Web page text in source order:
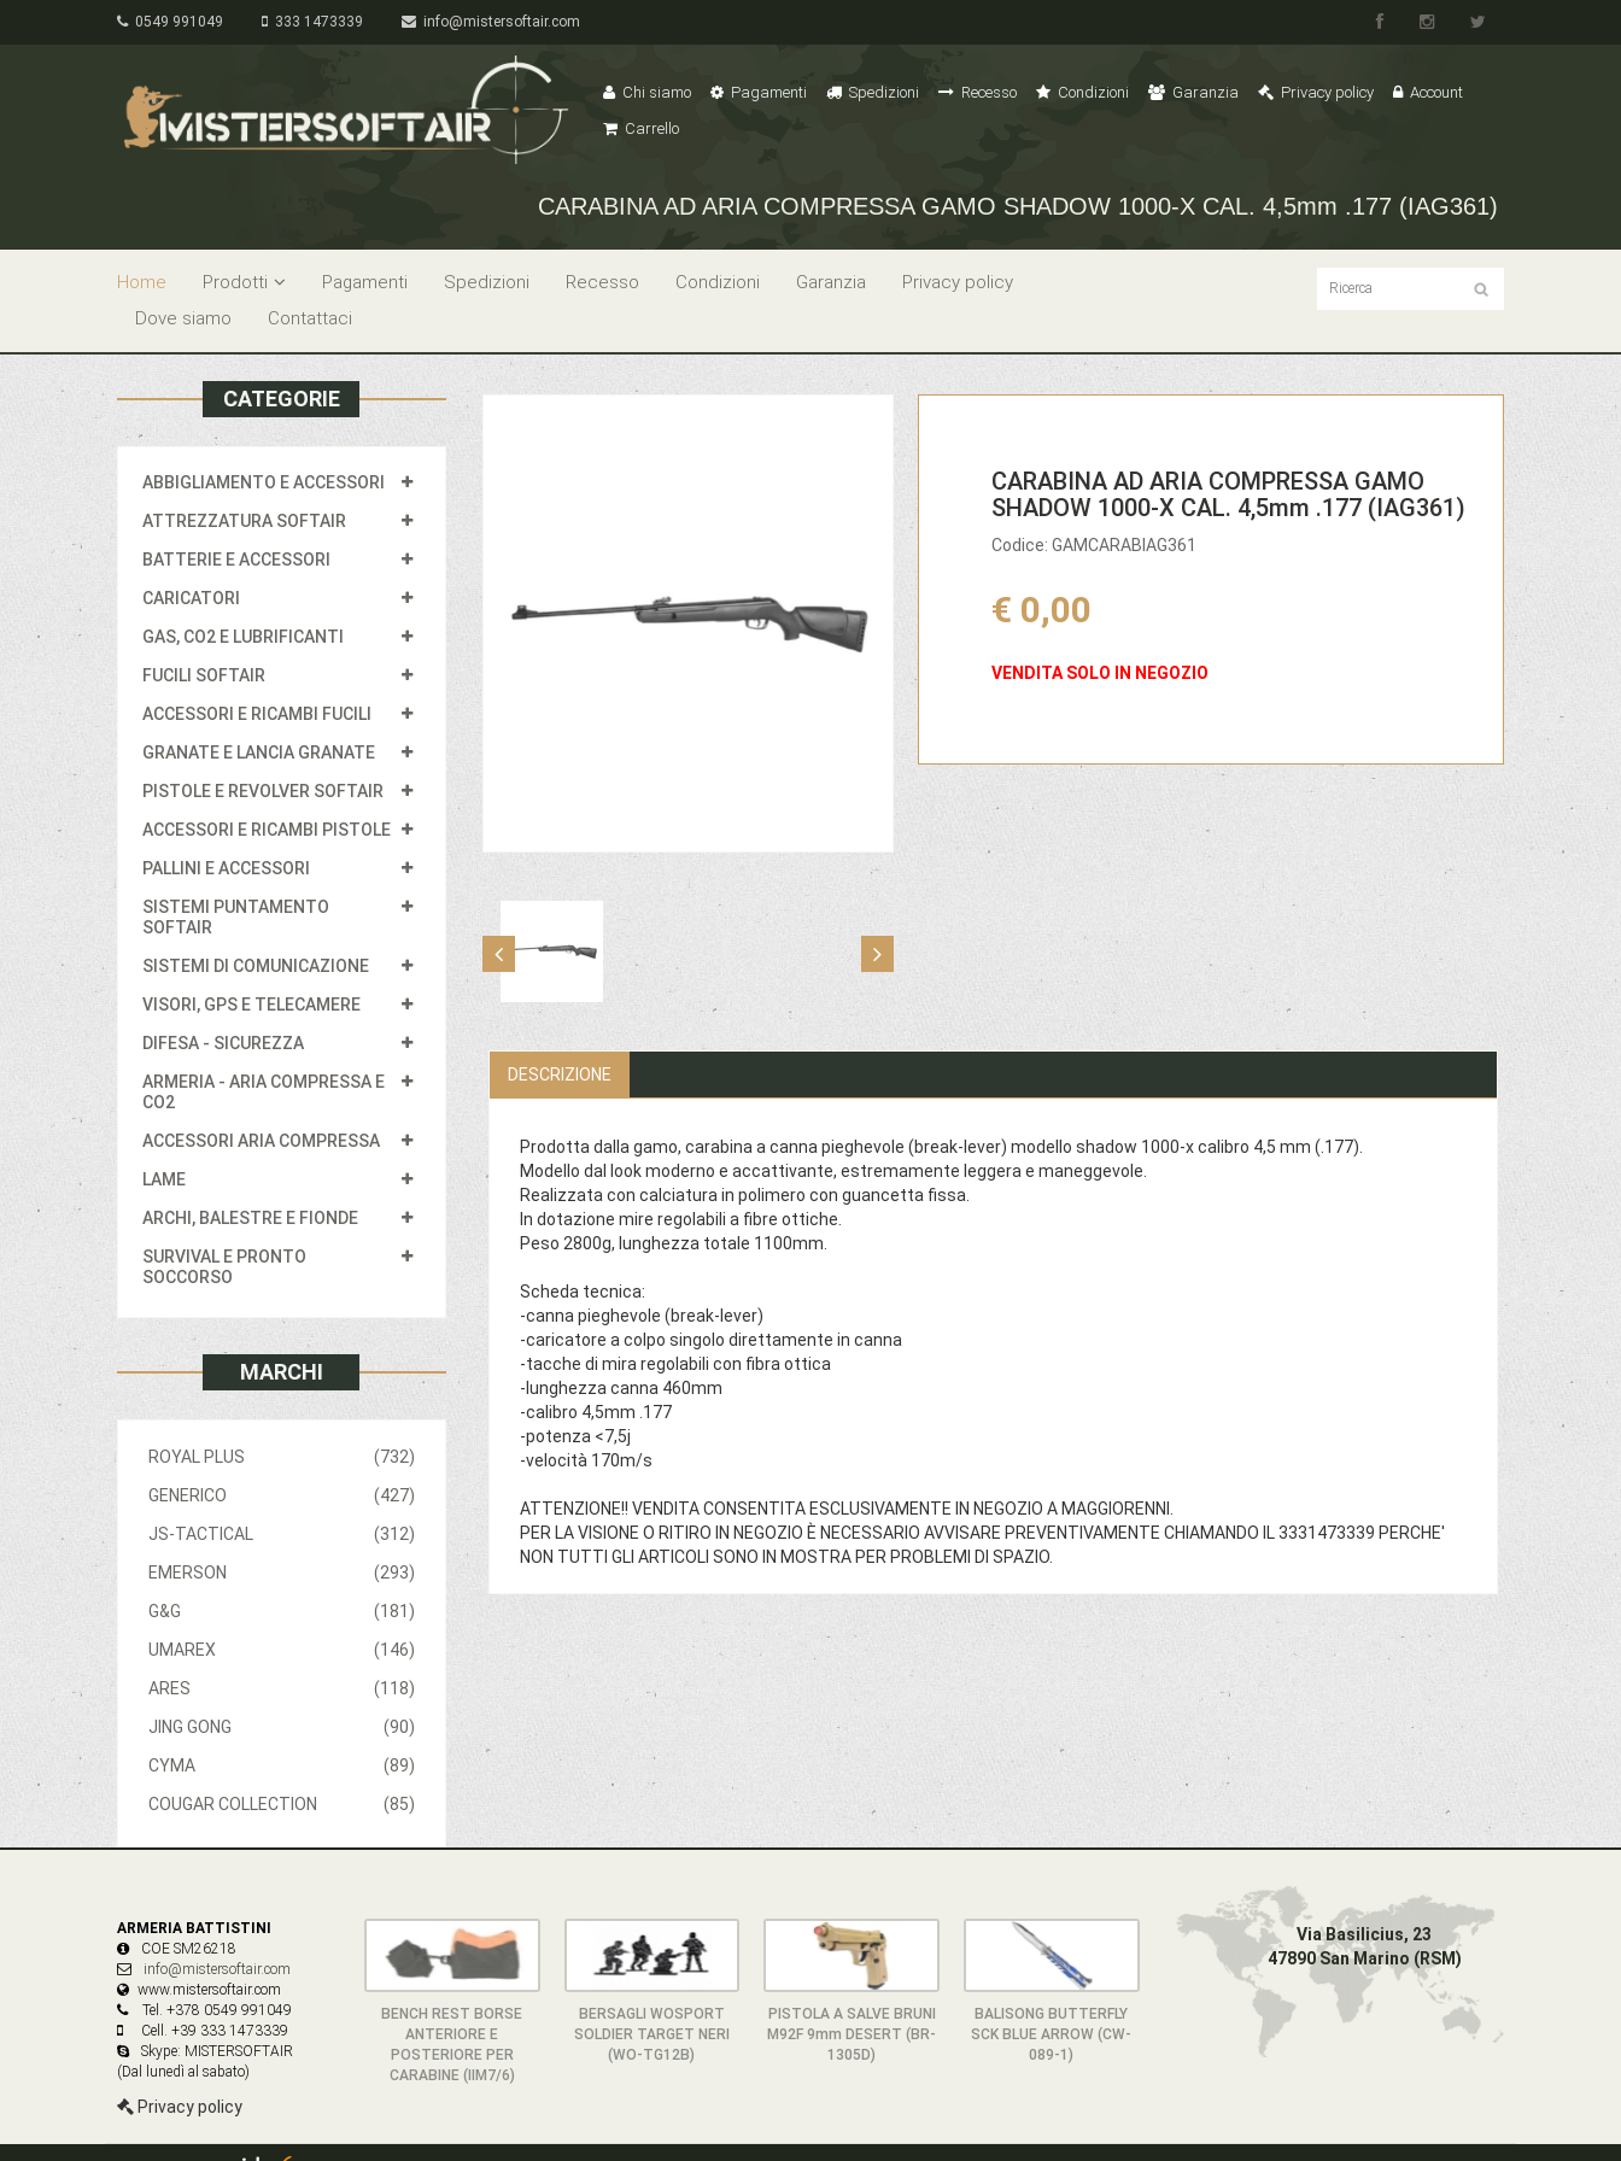
0549 991049 333 1473339 info@mistersoftair.com
Chi siamo Pagamenti Spedizioni Recesso Condizioni Garanzia Privacy policy
Account
Carrello
CARABINA AD ARIA COMPRESSA GAMO SHADOW 1000-X CAL. 4,5mm .177 (IAG361)
Home Prodotti Pagamenti Spedizioni Recesso Condizioni Garanzia
Privacy policy
Dove siamo
Contattaci
CATEGORIE
ABBIGLIAMENTO E ACCESSORI
ATTREZZATURA SOFTAIR
BATTERIE E ACCESSORI
CARICATORI
GAS, CO2 E LUBRIFICANTI
FUCILI SOFTAIR
ACCESSORI E RICAMBI FUCILI
GRANATE E LANCIA GRANATE
PISTOLE E REVOLVER SOFTAIR
ACCESSORI E RICAMBI PISTOLE
PALLINI E ACCESSORI
SISTEMI PUNTAMENTO
SOFTAIR
SISTEMI DI COMUNICAZIONE
VISORI, GPS E TELECAMERE
DIFESA - SICUREZZA
ARMERIA - ARIA COMPRESSA E
CO2
ACCESSORI ARIA COMPRESSA
LAME
ARCHI, BALESTRE E FIONDE
SURVIVAL E PRONTO
SOCCORSO
MARCHI
(732)
ROYAL PLUS
(427)
GENERICO
(312)
JS-TACTICAL
(293)
EMERSON
(181)
G&G
(146)
UMAREX
(118)
ARES
(90)
JING GONG
(89)
CYMA
(85)
COUGAR COLLECTION
CARABINA AD ARIA COMPRESSA GAMO
SHADOW 1000-X CAL. 4,5mm .177 (IAG361)
Codice: GAMCARABIAG361
€ 0,00
VENDITA SOLO IN NEGOZIO
DESCRIZIONE
Prodotta dalla gamo, carabina a canna pieghevole (break-lever) modello shadow 1000-x calibro 4,5 mm (.177).
Modello dal look moderno e accattivante, estremamente leggera e maneggevole.
Realizzata con calciatura in polimero con guancetta fissa.
In dotazione mire regolabili a fibre ottiche.
Peso 2800g, lunghezza totale 1100mm.
Scheda tecnica:
-canna pieghevole (break-lever)
-caricatore a colpo singolo direttamente in canna
-tacche di mira regolabili con fibra ottica
-lunghezza canna 460mm
-calibro 4,5mm .177
-potenza <7,5j
-velocità 170m/s
ATTENZIONE!! VENDITA CONSENTITA ESCLUSIVAMENTE IN NEGOZIO A MAGGIORENNI.
PER LA VISIONE O RITIRO IN NEGOZIO È NECESSARIO AVVISARE PREVENTIVAMENTE CHIAMANDO IL 3331473339 PERCHE'
NON TUTTI GLI ARTICOLI SONO IN MOSTRA PER PROBLEMI DI SPAZIO.
ARMERIA BATTISTINI
COE SM26218
info@mistersoftair.com
www.mistersoftair.com
Tel. +378 0549 991049
Cell. +39 333 1473339
Skype: MISTERSOFTAIR
(Dal lunedì al sabato)
Privacy policy
BENCH REST BORSE
ANTERIORE E
POSTERIORE PER
CARABINE (IIM7/6)
BERSAGLI WOSPORT
SOLDIER TARGET NERI
(WO-TG12B)
PISTOLA A SALVE BRUNI
M92F 9mm DESERT (BR-
1305D)
BALISONG BUTTERFLY
SCK BLUE ARROW (CW-
089-1)
Via Basilicius, 23
47890 San Marino (RSM)